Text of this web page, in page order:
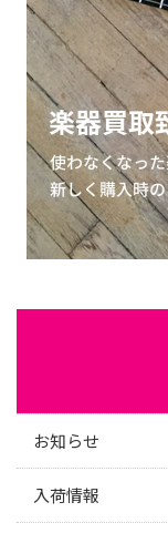
お知らせ
入荷情報